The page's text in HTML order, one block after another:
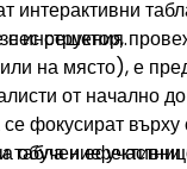
интерактивни
решения.
инструктор,
на място), е
от начално
се фокусират
табла и ефективни
обучение